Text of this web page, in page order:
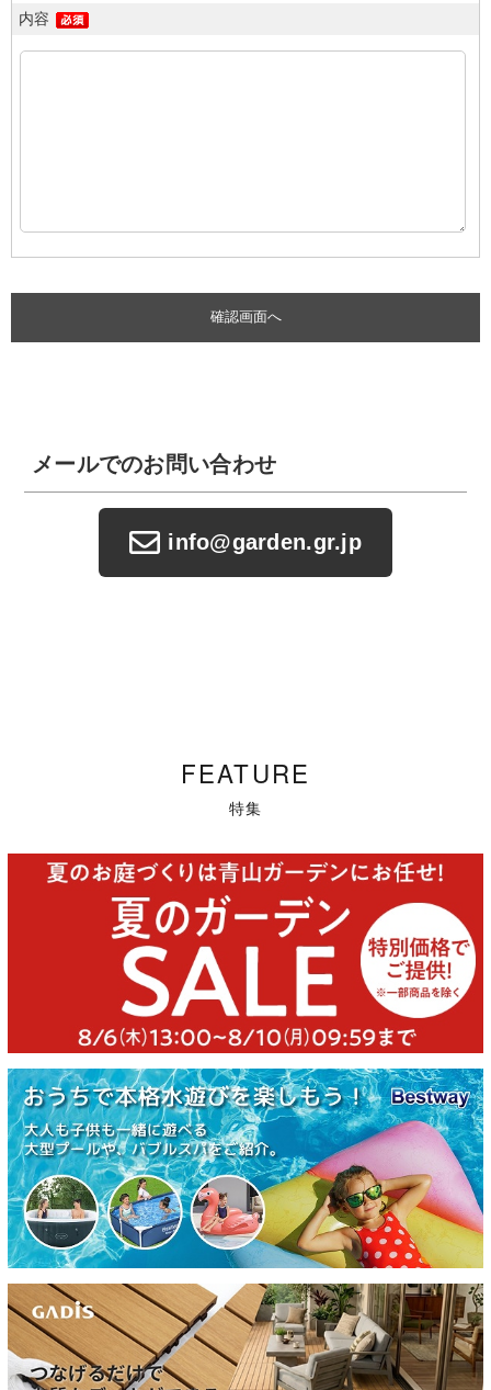
内容
メールでのお問い合わせ
info@garden.gr.jp
FEATURE
特集